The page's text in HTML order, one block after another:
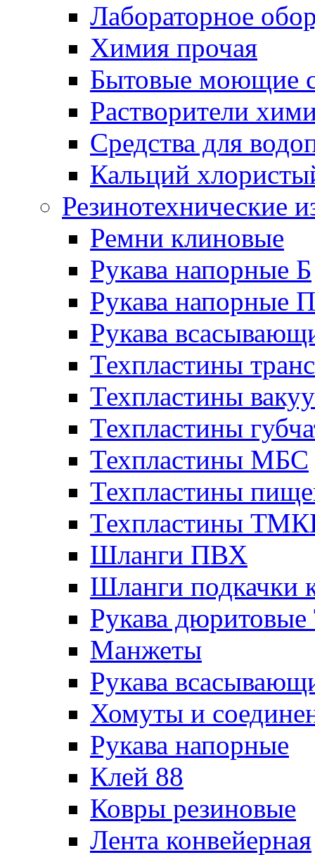
Лабораторное
Химия прочая
Бытовые моющие
Растворители
Средства для
Кальций
Резинотехнические
Ремни клиновые
Рукава напорные Б
Рукава напорные П
Рукава
Техпластины
Техпластины
Техпластины
Техпластины МБС
Техпластины
Техпластины
Шланги ПВХ
Шланги подкачки
Рукава
Манжеты
Рукава
Хомуты и
Рукава напорные
Клей 88
Ковры резиновые
Лента конвейерная